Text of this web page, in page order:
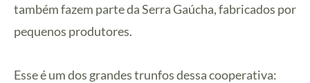
também fazem parte da Serra Gaúcha, fabricados por
pequenos produtores.
Esse é um dos grandes trunfos dessa cooperativa: